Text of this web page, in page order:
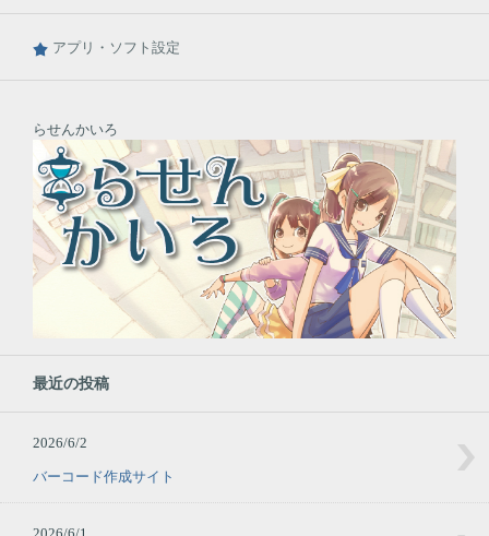
アプリ・ソフト設定
らせんかいろ
最近の投稿
2026/6/2
バーコード作成サイト